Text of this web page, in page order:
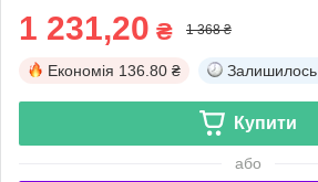
1 231,20 ₴ 1 368 ₴
Економія 136.80 ₴ Залишилось
Купити
або